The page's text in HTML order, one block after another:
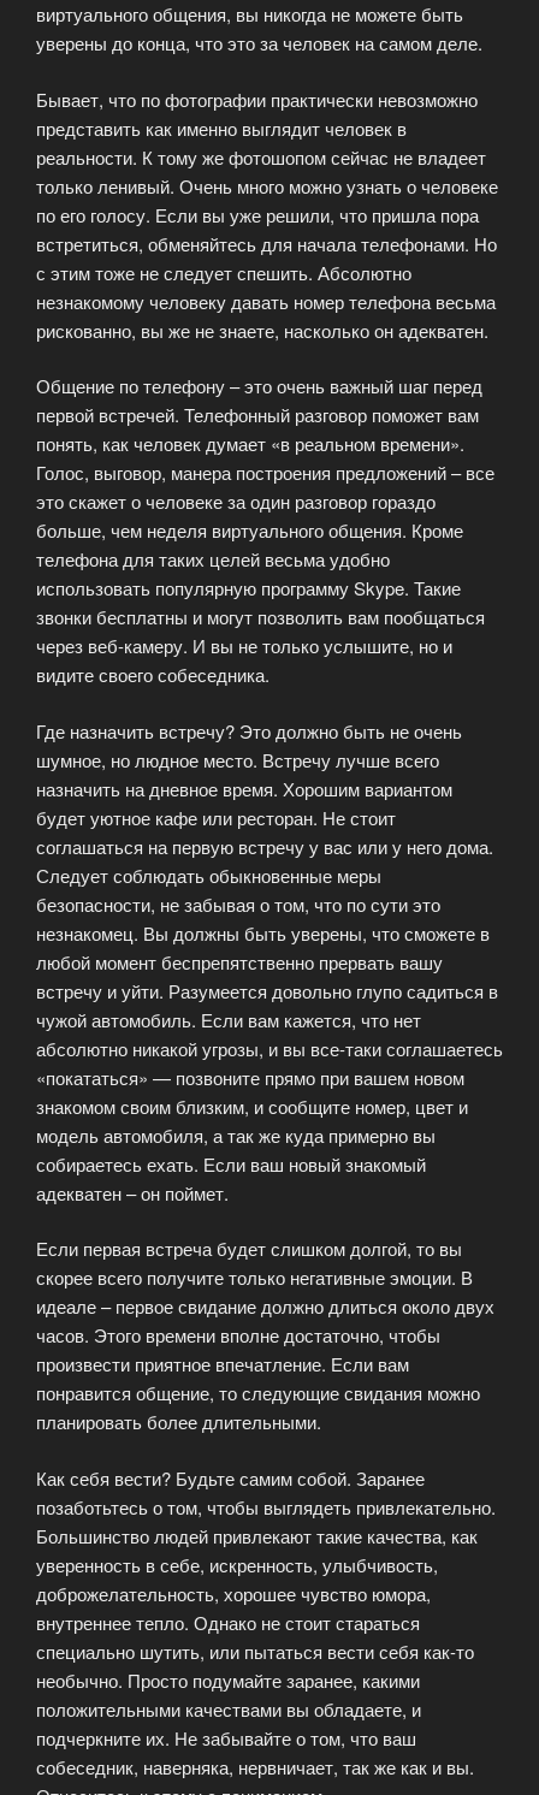
виртуального общения, вы никогда не можете быть
уверены до конца, что это за человек на самом деле.
Бывает, что по фотографии практически невозможно
представить как именно выглядит человек в
реальности. К тому же фотошопом сейчас не владеет
только ленивый. Очень много можно узнать о человеке
по его голосу. Если вы уже решили, что пришла пора
встретиться, обменяйтесь для начала телефонами. Но
с этим тоже не следует спешить. Абсолютно
незнакомому человеку давать номер телефона весьма
рискованно, вы же не знаете, насколько он адекватен.
Общение по телефону – это очень важный шаг перед
первой встречей. Телефонный разговор поможет вам
понять, как человек думает «в реальном времени».
Голос, выговор, манера построения предложений – все
это скажет о человеке за один разговор гораздо
больше, чем неделя виртуального общения. Кроме
телефона для таких целей весьма удобно
использовать популярную программу Skype. Такие
звонки бесплатны и могут позволить вам пообщаться
через веб-камеру. И вы не только услышите, но и
видите своего собеседника.
Где назначить встречу? Это должно быть не очень
шумное, но людное место. Встречу лучше всего
назначить на дневное время. Хорошим вариантом
будет уютное кафе или ресторан. Не стоит
соглашаться на первую встречу у вас или у него дома.
Следует соблюдать обыкновенные меры
безопасности, не забывая о том, что по сути это
незнакомец. Вы должны быть уверены, что сможете в
любой момент беспрепятственно прервать вашу
встречу и уйти. Разумеется довольно глупо садиться в
чужой автомобиль. Если вам кажется, что нет
абсолютно никакой угрозы, и вы все-таки соглашаетесь
«покататься» — позвоните прямо при вашем новом
знакомом своим близким, и сообщите номер, цвет и
модель автомобиля, а так же куда примерно вы
собираетесь ехать. Если ваш новый знакомый
адекватен – он поймет.
Если первая встреча будет слишком долгой, то вы
скорее всего получите только негативные эмоции. В
идеале – первое свидание должно длиться около двух
часов. Этого времени вполне достаточно, чтобы
произвести приятное впечатление. Если вам
понравится общение, то следующие свидания можно
планировать более длительными.
Как себя вести? Будьте самим собой. Заранее
позаботьтесь о том, чтобы выглядеть привлекательно.
Большинство людей привлекают такие качества, как
уверенность в себе, искренность, улыбчивость,
доброжелательность, хорошее чувство юмора,
внутреннее тепло. Однако не стоит стараться
специально шутить, или пытаться вести себя как-то
необычно. Просто подумайте заранее, какими
положительными качествами вы обладаете, и
подчеркните их. Не забывайте о том, что ваш
собеседник, наверняка, нервничает, так же как и вы.